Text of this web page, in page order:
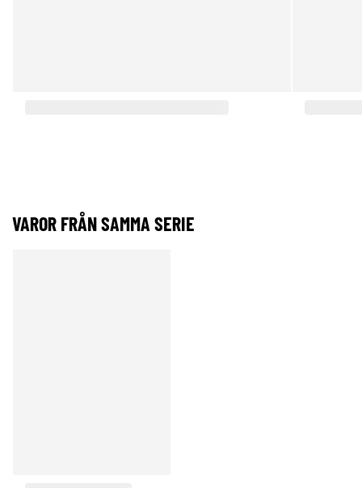
VAROR FRÅN SAMMA SERIE